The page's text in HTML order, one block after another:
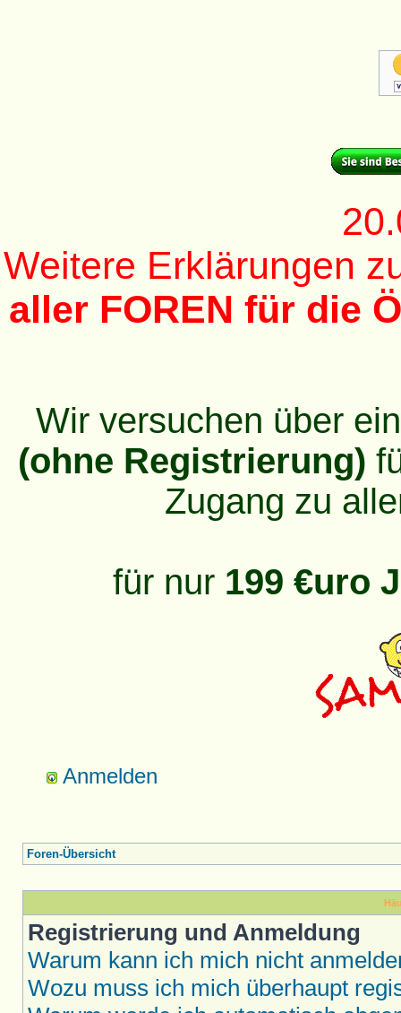
Weitere Erklärungen
aller FOREN für die
Wir versuchen über
(ohne Registrierung)
Zugang zu
für nur 199 €uro
Anmelden
Foren-Übersicht
Registrierung und Anmeldung
Warum kann ich mich nicht
Wozu muss ich mich überhaupt